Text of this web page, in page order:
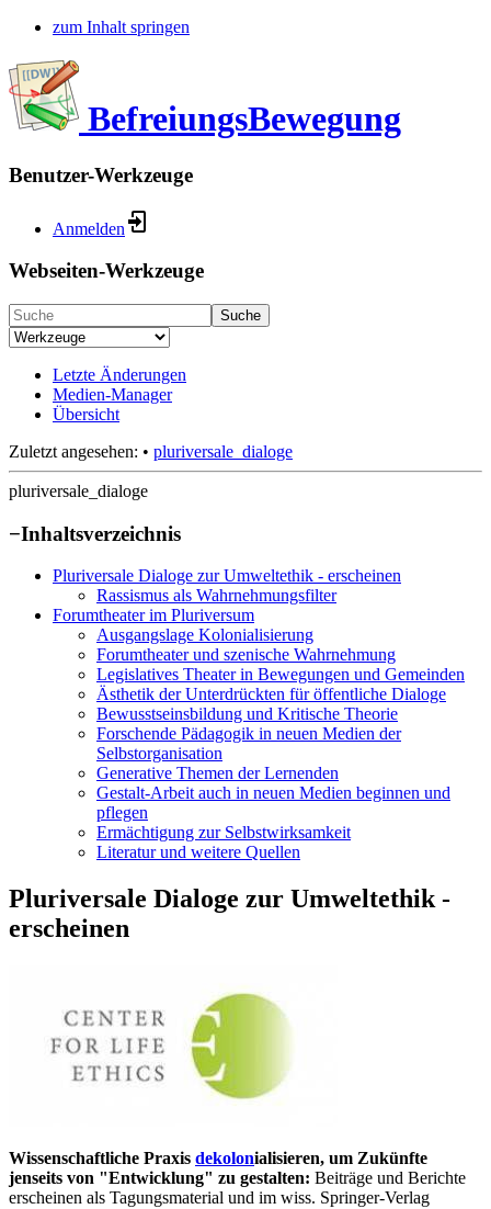
zum Inhalt springen
BefreiungsBewegung
Benutzer-Werkzeuge
Anmelden
Webseiten-Werkzeuge
Suche
Letzte Änderungen
Medien-Manager
Übersicht
Zuletzt angesehen: • pluriversale_dialoge
pluriversale_dialoge
−Inhaltsverzeichnis
Pluriversale Dialoge zur Umweltethik - erscheinen
Rassismus als Wahrnehmungsfilter
Forumtheater im Pluriversum
Ausgangslage Kolonialisierung
Forumtheater und szenische Wahrnehmung
Legislatives Theater in Bewegungen und Gemeinden
Ästhetik der Unterdrückten für öffentliche Dialoge
Bewusstseinsbildung und Kritische Theorie
Forschende Pädagogik in neuen Medien der
Selbstorganisation
Generative Themen der Lernenden
Gestalt-Arbeit auch in neuen Medien beginnen und
pflegen
Ermächtigung zur Selbstwirksamkeit
Literatur und weitere Quellen
Pluriversale Dialoge zur Umweltethik -
erscheinen
Wissenschaftliche Praxis dekolonialisieren, um Zukünfte
jenseits von "Entwicklung" zu gestalten: Beiträge und Berichte
erscheinen als Tagungsmaterial und im wiss. Springer-Verlag